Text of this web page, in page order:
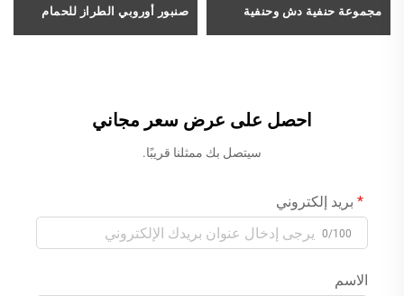
مجموعة حنفية دش وحنفية
صنبور أوروبي الطراز للحمام
احصل على عرض سعر مجاني
سيتصل بك ممثلنا قريبًا.
بريد إلكتروني
0/100
الاسم